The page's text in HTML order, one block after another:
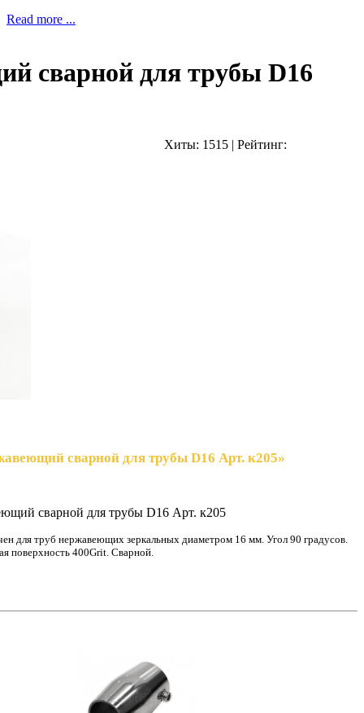
Read more ...
сварной для трубы D16
Хиты: 1515 | Рейтинг:
сварной для трубы D16 Арт. к205»
сварной для трубы D16 Арт. к205
для труб нержавеющих зеркальных диаметром 16 мм. Угол 90 градусов.
поверхность 400Grit. Сварной.